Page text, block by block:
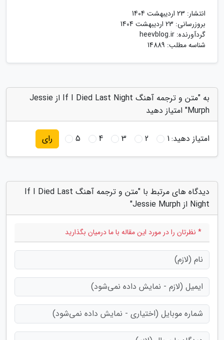
انتشار: 23 اردیبهشت 1404
بروزرسانی: 23 اردیبهشت 1404
گردآورنده: heevblog.ir
شناسه مطلب: 14889
به "متن و ترجمه آهنگ If I Died Last Night از Jessie
Murph" امتیاز دهید
امتیاز دهید:1
2
3
4
5 رای
دیدگاه های مرتبط با "متن و ترجمه آهنگ If I Died Last
Night از Jessie Murph"
* نظرتان را در مورد این مقاله با ما درمیان بگذارید